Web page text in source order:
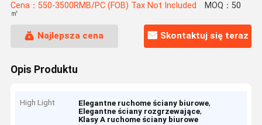
Cena：550-3500RMB/PC (FOB) Tax Not Included MOQ：50
㎡
Najlepsza cena Skontaktuj się teraz
Opis Produktu
High Light Elegantne ruchome ściany biurowe,
Elegantne ściany rozgrzewające,
Klasy A ruchome ściany biurowe